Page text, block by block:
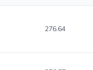
276.64